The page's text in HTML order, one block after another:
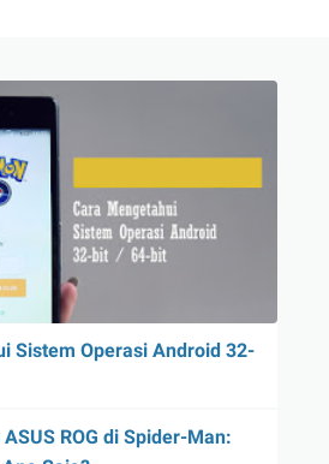
Sistem Operasi Android 32-
ROG di Spider-Man: